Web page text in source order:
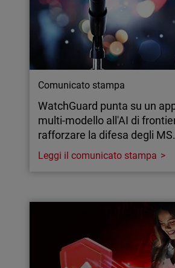
Comunicato stampa
WatchGuard punta su un
multi-modello all'AI di
rafforzare la difesa degli
Leggi il comunicato stampa